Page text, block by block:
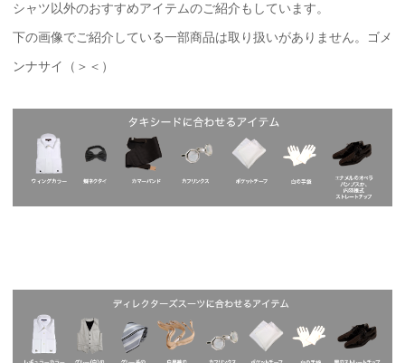
シャツ以外のおすすめアイテムのご紹介もしています。
下の画像でご紹介している一部商品は取り扱いがありません。ゴメ
ンナサイ（＞＜）